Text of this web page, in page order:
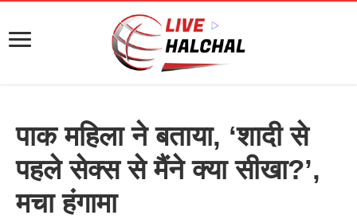
पाक महिला ने बताया, ‘शादी से
पहले सेक्स से मैंने क्या सीखा?’,
मचा हंगामा